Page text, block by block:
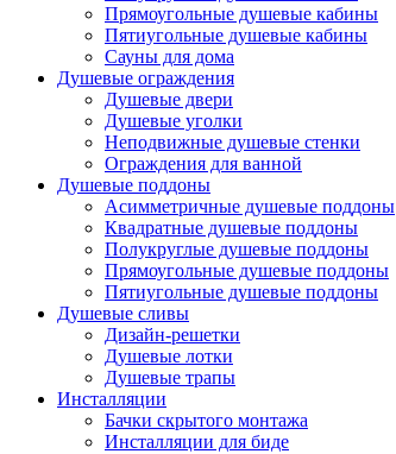
Прямоугольные душевые кабины
Пятиугольные душевые кабины
Сауны для дома
Душевые ограждения
Душевые двери
Душевые уголки
Неподвижные душевые стенки
Ограждения для ванной
Душевые поддоны
Асимметричные душевые поддоны
Квадратные душевые поддоны
Полукруглые душевые поддоны
Прямоугольные душевые поддоны
Пятиугольные душевые поддоны
Душевые сливы
Дизайн-решетки
Душевые лотки
Душевые трапы
Инсталляции
Бачки скрытого монтажа
Инсталляции для биде